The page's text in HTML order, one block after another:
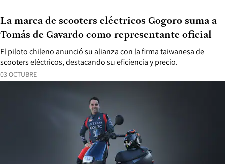
03 OCTUBRE
El piloto chileno anunció su alianza con la firma taiwanesa de
scooters eléctricos, destacando su eficiencia y precio.
La marca de scooters eléctricos Gogoro suma a
Tomás de Gavardo como representante oficial